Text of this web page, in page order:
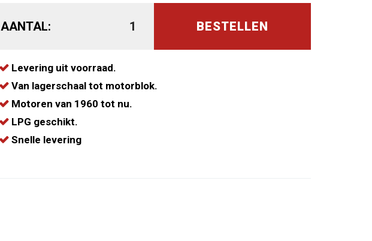
AANTAL: BESTELLEN
Levering uit voorraad.
Van lagerschaal tot motorblok.
Motoren van 1960 tot nu.
LPG geschikt.
Snelle levering